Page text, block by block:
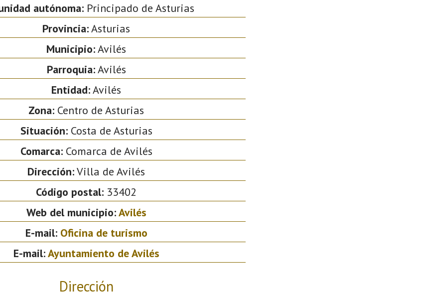
autónoma: Principado de Asturias
Provincia:Asturias
Municipio:Avilés
Parroquia:Avilés
Entidad:Avilés
Zona: Centro de Asturias
Situación:Costa de Asturias
Comarca:Comarca de Avilés
Dirección:Villa de Avilés
Código postal: 33402
Web del municipio:Avilés
E-mail: Oficina de turismo
E-mail:Ayuntamiento de Avilés
Dirección